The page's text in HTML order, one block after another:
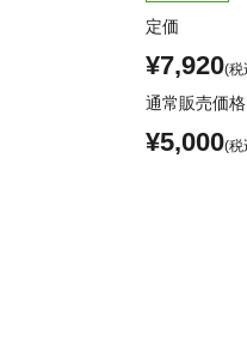
定価
¥7,920
通常販売価格
¥5,000